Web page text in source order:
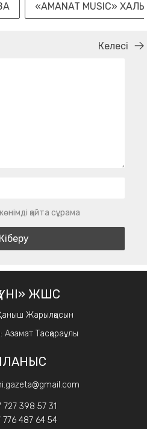
«AMANAT MUSIС»
Келесі
қайта сұрама
ҮНІ» ЖШС
Жарылқасын
Азамат Тасқараұлы
727 398 57 31
776 487 64 54